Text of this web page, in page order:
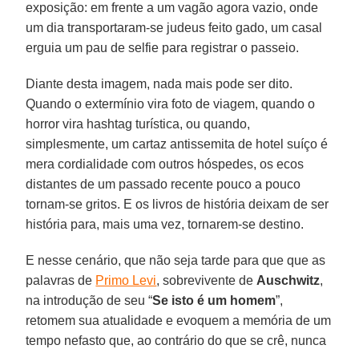
exposição: em frente a um vagão agora vazio, onde
um dia transportaram-se judeus feito gado, um casal
erguia um pau de selfie para registrar o passeio.
Diante desta imagem, nada mais pode ser dito.
Quando o extermínio vira foto de viagem, quando o
horror vira hashtag turística, ou quando,
simplesmente, um cartaz antissemita de hotel suíço é
mera cordialidade com outros hóspedes, os ecos
distantes de um passado recente pouco a pouco
tornam-se gritos. E os livros de história deixam de ser
história para, mais uma vez, tornarem-se destino.
E nesse cenário, que não seja tarde para que que as
palavras de Primo Levi, sobrevivente deAuschwitz,
na introdução de seu “Se isto é um homem”,
retomem sua atualidade e evoquem a memória de um
tempo nefasto que, ao contrário do que se crê, nunca